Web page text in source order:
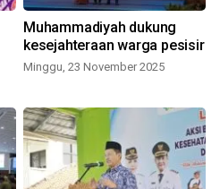
Muhammadiyah dukung
kesejahteraan warga pesisir
Minggu, 23 November 2025